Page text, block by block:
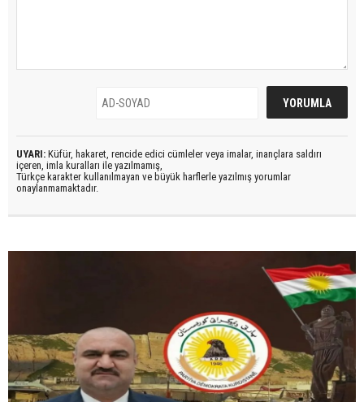
UYARI: Küfür, hakaret, rencide edici cümleler veya imalar, inançlara saldırı
içeren, imla kuralları ile yazılmamış,
Türkçe karakter kullanılmayan ve büyük harflerle yazılmış yorumlar
onaylanmamaktadır.